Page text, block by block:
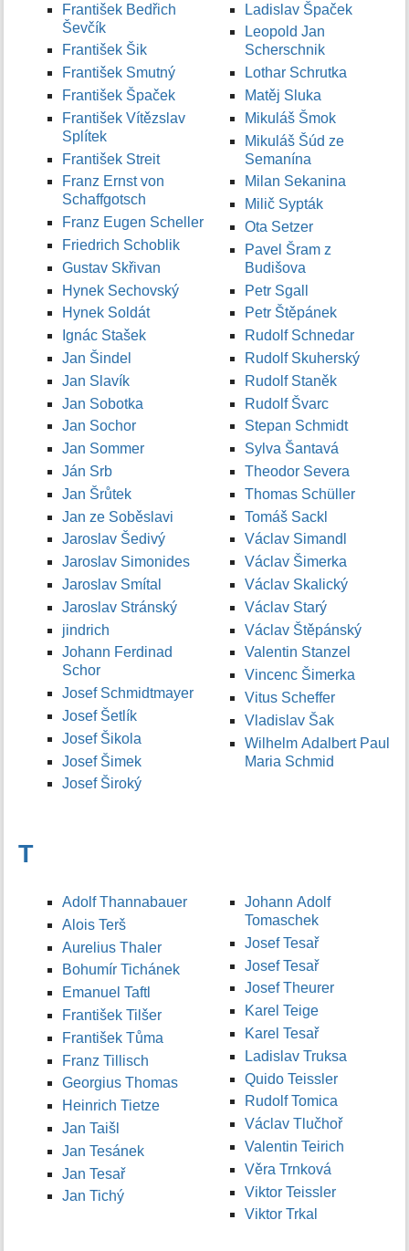
František Bedřich
Ševčík
František Šik
František Smutný
František Špaček
František Vítězslav
Splítek
František Streit
Franz Ernst von
Schaffgotsch
Franz Eugen Scheller
Friedrich Schoblik
Gustav Skřivan
Hynek Sechovský
Hynek Soldát
Ignác Stašek
Jan Šindel
Jan Slavík
Jan Sobotka
Jan Sochor
Jan Sommer
Ján Srb
Jan Šrůtek
Jan ze Soběslavi
Jaroslav Šedivý
Jaroslav Simonides
Jaroslav Smítal
Jaroslav Stránský
jindrich
Johann Ferdinad
Schor
Josef Schmidtmayer
Josef Šetlík
Josef Šikola
Josef Šimek
Josef Široký
Ladislav Špaček
Leopold Jan
Scherschnik
Lothar Schrutka
Matěj Sluka
Mikuláš Šmok
Mikuláš Šúd ze
Semanína
Milan Sekanina
Milič Sypták
Ota Setzer
Pavel Šram z
Budišova
Petr Sgall
Petr Štěpánek
Rudolf Schnedar
Rudolf Skuherský
Rudolf Staněk
Rudolf Švarc
Stepan Schmidt
Sylva Šantavá
Theodor Severa
Thomas Schüller
Tomáš Sackl
Václav Simandl
Václav Šimerka
Václav Skalický
Václav Starý
Václav Štěpánský
Valentin Stanzel
Vincenc Šimerka
Vitus Scheffer
Vladislav Šak
Wilhelm Adalbert Paul
Maria Schmid
T
Adolf Thannabauer
Alois Terš
Aurelius Thaler
Bohumír Tichánek
Emanuel Taftl
František Tilšer
František Tůma
Franz Tillisch
Georgius Thomas
Heinrich Tietze
Jan Taišl
Jan Tesánek
Jan Tesař
Jan Tichý
Johann Adolf
Tomaschek
Josef Tesař
Josef Tesař
Josef Theurer
Karel Teige
Karel Tesař
Ladislav Truksa
Quido Teissler
Rudolf Tomica
Václav Tlučhoř
Valentin Teirich
Věra Trnková
Viktor Teissler
Viktor Trkal